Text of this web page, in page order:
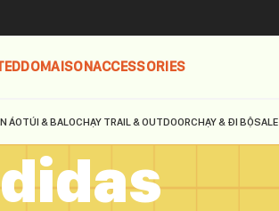
DOMAISONACCESSORIES
ÁOTÚI & BALOCHẠY TRAIL & OUTDOORCHẠY & ĐI BỘSALE